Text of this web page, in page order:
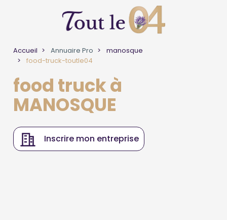
Accueil Annuaire Pro
manosque
food-truck-toutle04
food truck à
MANOSQUE
Inscrire mon entreprise